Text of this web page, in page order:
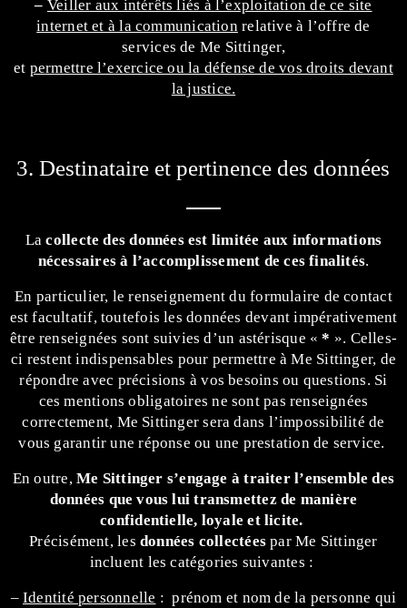
– Veiller aux intérêts liés à l’exploitation de ce site
internet et à la communication relative à l’offre de
services de Me Sittinger,
et permettre l’exercice ou la défense de vos droits devant
la justice.
3. Destinataire et pertinence des données
Lacollecte des données est limitée aux informations
nécessaires à l’accomplissement de ces finalités.
En particulier, le renseignement du formulaire de contact
est facultatif, toutefois les données devant impérativement
être renseignées sont suivies d’un astérisque «* ». Celles-
ci restent indispensables pour permettre à Me Sittinger, de
répondre avec précisions à vos besoins ou questions. Si
ces mentions obligatoires ne sont pas renseignées
correctement, Me Sittinger sera dans l’impossibilité de
vous garantir une réponse ou une prestation de service.
En outre,Me Sittinger s’engage à traiter l’ensemble des
données que vous lui transmettez de manière
confidentielle, loyale et licite.
Précisément, les données collectéespar Me Sittinger
incluent les catégories suivantes :
–Identité personnelle : prénom et nom de la personne qui